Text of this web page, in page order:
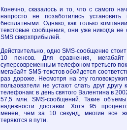
Конечно, сказалось и то, что с самого
напросто не позаботились
бесплатными. Однако, как только
текстовые сообщения, они уже никогда не
SMS сверхприбылей.
Действительно, одно SMS-сообщение
10 пенсов. Для сравнения,
суперсовременным телефоном третьего
мегабайт SMS-текстов обойдется
раз дороже. Несмотря на эту
пользователи не устают слать друг другу
телефонам: в день святого Валентина в
57,5 млн. SMS-сообщений. Такие
надежности доставки. Хотя 95
менее, чем за 10 секунд, многие все
теряются в пути.